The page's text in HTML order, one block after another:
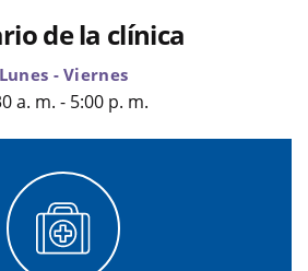
de la clínica
Lunes - Viernes
a. m. - 5:00 p. m.